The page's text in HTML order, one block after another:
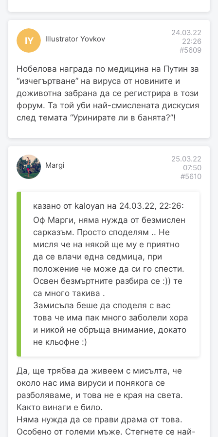
IY Illustrator Yovkov
24.03.22
22:26
#5609
Нобелова награда по медицина на Путин за
“изчегъртване” на вируса от новините и
доживотна забрана да се регистрира в този
форум. Та той уби най-смислената дискусия
след темата “Уринирате ли в банята?”!
Margi
25.03.22
07:50
#5610
казано от kaloyan на 24.03.22, 22:26:
Оф Марги, няма нужда от безмислен
сарказъм. Просто споделям .. Не
мисля че на някой ще му е приятно
да се влачи една седмица, при
положение че може да си го спести.
Освен безмъртните разбира се :)) те
са много такива .
Замисъла беше да споделя с вас
това че има пак много заболели хора
и никой не обръща внимание, докато
не кльофне :)
Да, ще трябва да живеем с мисълта, че
около нас има вируси и понякога се
разболяваме, и това не е края на света.
Както винаги е било.
Няма нужда да се прави драма от това.
Особено от големи мъже. Стегнете се най-